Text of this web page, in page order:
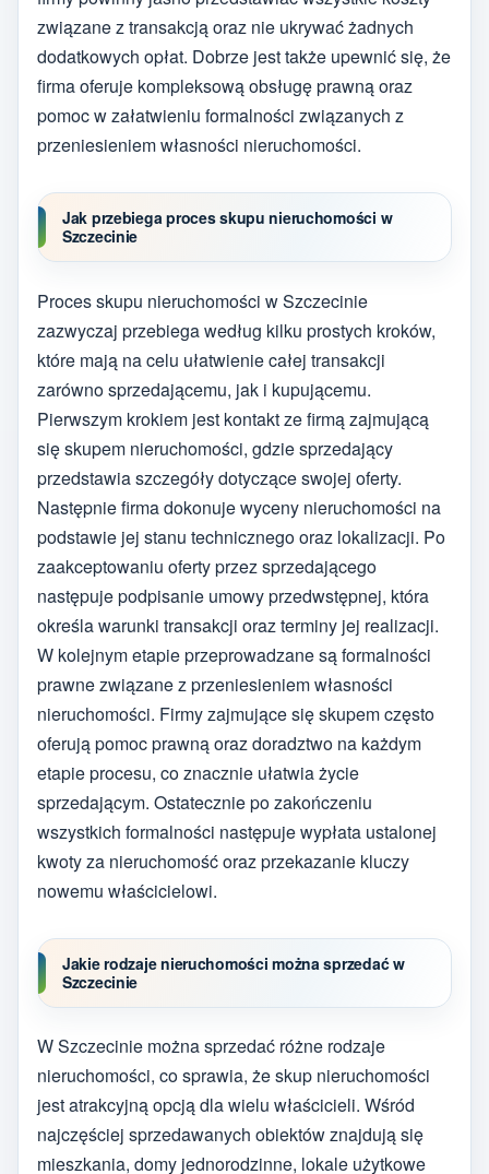
związane z transakcją oraz nie ukrywać żadnych
dodatkowych opłat. Dobrze jest także upewnić się, że
firma oferuje kompleksową obsługę prawną oraz
pomoc w załatwieniu formalności związanych z
przeniesieniem własności nieruchomości.
Jak przebiega proces skupu nieruchomości w
Szczecinie
Proces skupu nieruchomości w Szczecinie
zazwyczaj przebiega według kilku prostych kroków,
które mają na celu ułatwienie całej transakcji
zarówno sprzedającemu, jak i kupującemu.
Pierwszym krokiem jest kontakt ze firmą zajmującą
się skupem nieruchomości, gdzie sprzedający
przedstawia szczegóły dotyczące swojej oferty.
Następnie firma dokonuje wyceny nieruchomości na
podstawie jej stanu technicznego oraz lokalizacji. Po
zaakceptowaniu oferty przez sprzedającego
następuje podpisanie umowy przedwstępnej, która
określa warunki transakcji oraz terminy jej realizacji.
W kolejnym etapie przeprowadzane są formalności
prawne związane z przeniesieniem własności
nieruchomości. Firmy zajmujące się skupem często
oferują pomoc prawną oraz doradztwo na każdym
etapie procesu, co znacznie ułatwia życie
sprzedającym. Ostatecznie po zakończeniu
wszystkich formalności następuje wypłata ustalonej
kwoty za nieruchomość oraz przekazanie kluczy
nowemu właścicielowi.
Jakie rodzaje nieruchomości można sprzedać w
Szczecinie
W Szczecinie można sprzedać różne rodzaje
nieruchomości, co sprawia, że skup nieruchomości
jest atrakcyjną opcją dla wielu właścicieli. Wśród
najczęściej sprzedawanych obiektów znajdują się
mieszkania, domy jednorodzinne, lokale użytkowe